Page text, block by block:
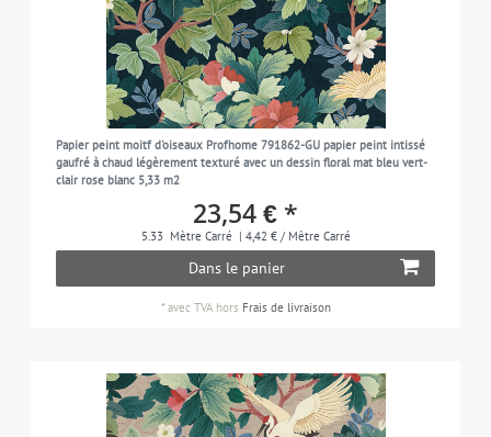
Papier peint moitf d'oiseaux Profhome 791862-GU papier peint intissé
gaufré à chaud légèrement texturé avec un dessin floral mat bleu vert-
clair rose blanc 5,33 m2
23,54 € *
5.33 Mètre Carré | 4,42 € / Mètre Carré
Dans le panier
*avec TVAhors Frais de livraison